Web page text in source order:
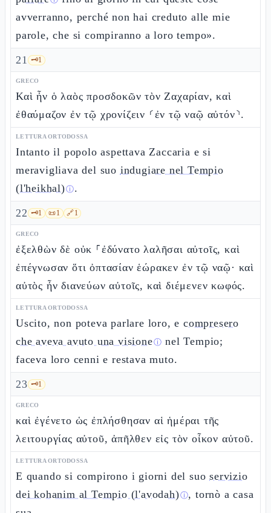
avverranno, perché non hai creduto alle mie
parole, che si compiranno a loro tempo».
21 🗝️1
GRECO
Καὶ ἦν ὁ λαὸς προσδοκῶν τὸν Ζαχαρίαν, καὶ
ἐθαύμαζον ἐν τῷ χρονίζειν ⸂ἐν τῷ ναῷ αὐτόν⸃.
LETTURA ORTODOSSA
Intanto il popolo aspettava Zaccaria e si
meravigliava del suo indugiare nel Tempio
(l'heikhal)ⓘ.
22 🗝️1 📜1 🔗1
GRECO
ἐξελθὼν δὲ οὐκ ⸀ἐδύνατο λαλῆσαι αὐτοῖς, καὶ
ἐπέγνωσαν ὅτι ὀπτασίαν ἑώρακεν ἐν τῷ ναῷ· καὶ
αὐτὸς ἦν διανεύων αὐτοῖς, καὶ διέμενεν κωφός.
LETTURA ORTODOSSA
Uscito, non poteva parlare loro, ecompresero
che aveva avuto una visioneⓘ nel Tempio;
faceva loro cenni e restava muto.
23 🗝️1
GRECO
καὶ ἐγένετο ὡς ἐπλήσθησαν αἱ ἡμέραι τῆς
λειτουργίας αὐτοῦ, ἀπῆλθεν εἰς τὸν οἶκον αὐτοῦ.
LETTURA ORTODOSSA
E quando si compirono i giorni del suoservizio
dei kohanim al Tempio (l'avodah)ⓘ, tornò a casa